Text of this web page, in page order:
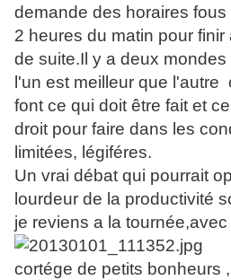
demande des horaires
2 heures du matin pour
de suite.Il y a deux
l'un est meilleur que l'autre
font ce qui doit être fait et
droit pour faire dans les
limitées, légiféres.
Un vrai débat qui pourrait
lourdeur de la productivité
je reviens a la tournée,avec
cortége de petits bonheurs